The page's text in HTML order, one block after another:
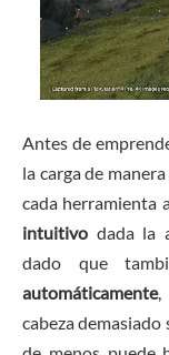
Antes de
la carga de
cada herramienta
intuitivo dada la
dado que
automáticamente,
cabeza